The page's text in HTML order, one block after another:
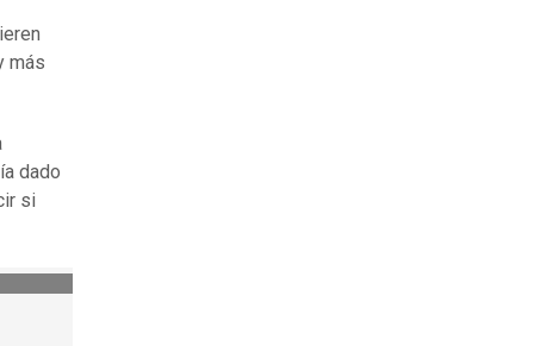
más
dado
si